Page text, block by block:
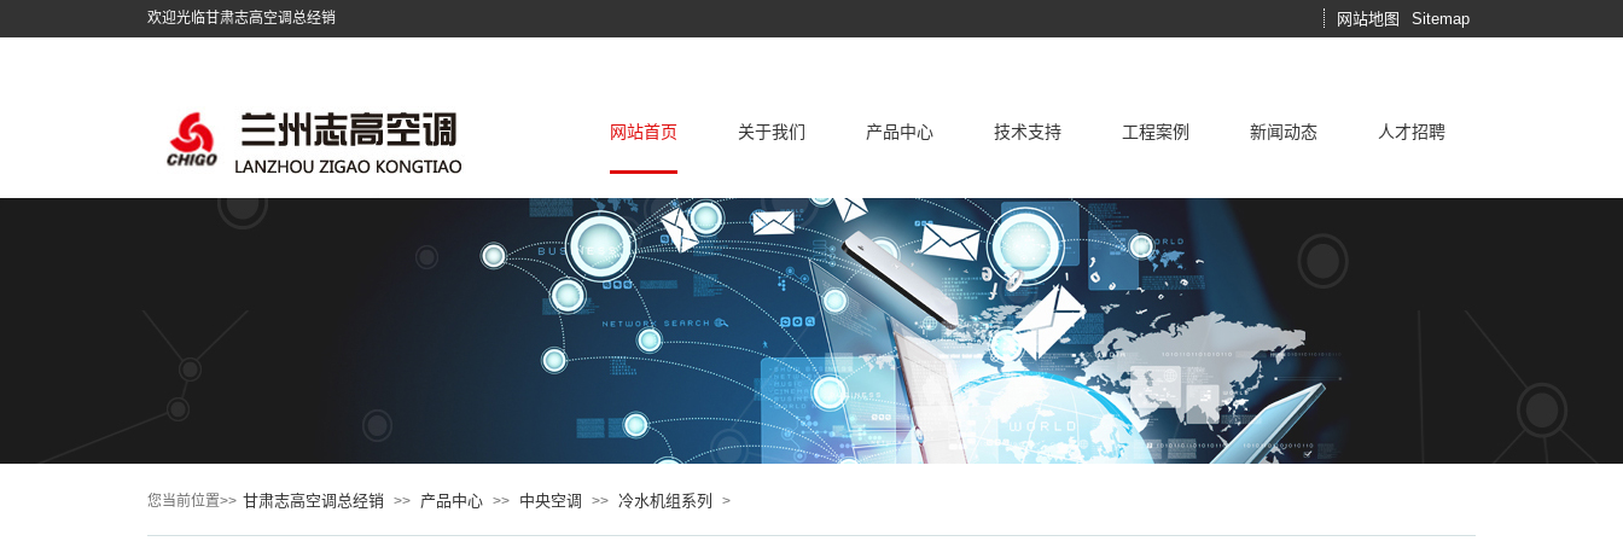
欢迎光临甘肃志高空调总经销 网站地图 Sitemap
网站首页 关于我们
关于我们 企业荣誉证书 产品国际认证 售后服务承诺 志高空调的优势 志高企业简介
联系我们
产品中心
家用空调 中央空调 制冷设备 相关产品
技术支持
解决方案 施工技术 常见问题 技术中心 运行维护
产品服务 学术论坛
工程案例
工程案例
新闻动态
行业新闻 市场资讯 公司动态
人才招聘
您当前位置>> 甘肃志高空调总经销 >> 产品中心 >> 中央空调 >> 冷水机组系列 >